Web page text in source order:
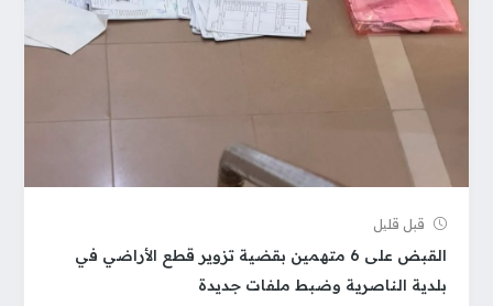
قبل قلیل
القبض على 6 متهمين بقضية تزوير قطع الأراضي في
بلدية الناصرية وضبط ملفات جديدة